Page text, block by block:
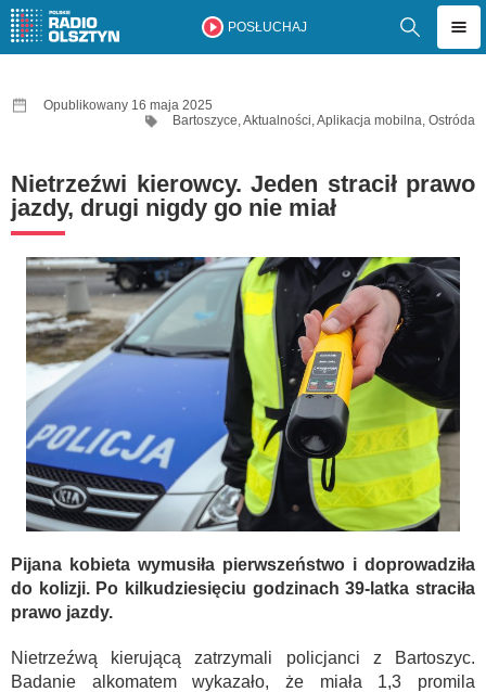
POSŁUCHAJ
Opublikowany 16 maja 2025
Bartoszyce,Aktualności,Aplikacja mobilna, Ostróda
Nietrzeźwi kierowcy. Jeden stracił prawo
jazdy, drugi nigdy go nie miał
Pijana kobieta wymusiła pierwszeństwo i doprowadziła
do kolizji. Po kilkudziesięciu godzinach 39-latka straciła
prawo jazdy.
Nietrzeźwą kierującą zatrzymali policjanci z Bartoszyc.
Badanie alkomatem wykazało, że miała 1,3 promila